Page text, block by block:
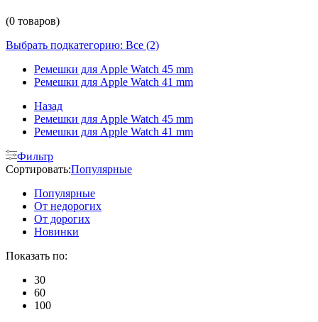
(0 товаров)
Выбрать подкатегорию: Все (2)
Ремешки для Apple Watch 45 mm
Ремешки для Apple Watch 41 mm
Назад
Ремешки для Apple Watch 45 mm
Ремешки для Apple Watch 41 mm
Фильтр
Сортировать:Популярные
Популярные
От недорогих
От дорогих
Новинки
Показать по:
30
60
100